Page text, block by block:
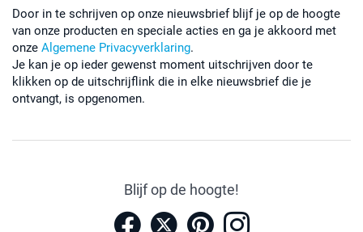
Door in te schrijven op onze nieuwsbrief blijf je op de hoogte
van onze producten en speciale acties en ga je akkoord met
onze Algemene Privacyverklaring.
Je kan je op ieder gewenst moment uitschrijven door te
klikken op de uitschrijflink die in elke nieuwsbrief die je
ontvangt, is opgenomen.
Blijf op de hoogte!